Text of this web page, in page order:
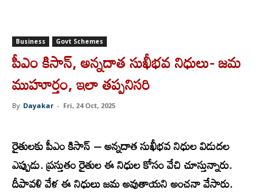
Business Govt Schemes
పీఎం కిసాన్, అన్నదాత సుఖీభవ నిధులు- జమ
ముహూర్తం, ఇలా తప్పనిసరి
By Dayakar - Fri, 24 Oct, 2025
రైతులకు పీఎం కిసాన్ – అన్నదాత సుఖీభవ నిధుల విడుదల
ఎప్పుడు. ప్రస్తుతం రైతుల ఈ నిధుల కోసం వేచి చూస్తున్నారు.
దీపావళి వేళ ఈ నిధులు జమ అవుతాయని అంచనా వేసారు.